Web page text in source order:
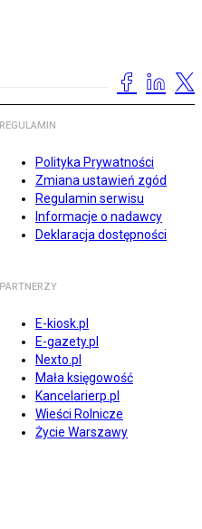
REGULAMIN
Polityka Prywatności
Zmiana ustawień zgód
Regulamin serwisu
Informacje o nadawcy
Deklaracja dostępności
PARTNERZY
E-kiosk.pl
E-gazety.pl
Nexto.pl
Mała księgowość
Kancelarierp.pl
Wieści Rolnicze
Życie Warszawy